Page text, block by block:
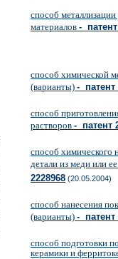
способ
материалов -
способ химической
(варианты) - патент
способ
растворов - патент
способ химического
детали из меди или
2228968 (20.05.2004)
способ нанесения
(варианты) - патент
способ подготовки
керамики и